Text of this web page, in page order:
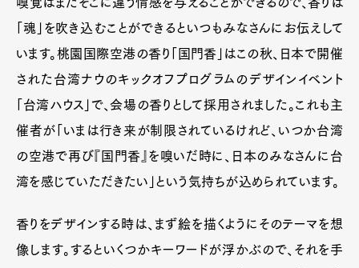
嗅覚はまたそこに違う情感を与えることができるので、香りは
「魂」を吹き込むことができるといつもみなさんにお伝えして
います。桃園国際空港の香り「国門香」はこの秋、日本で開催
された台湾ナウのキックオフプログラムのデザインイベント
「台湾ハウス」で、会場の香りとして採用されました。これも主
催者が「いまは行き来が制限されているけれど、いつか台湾
の空港で再び『国門香』を嗅いだ時に、日本のみなさんに台
湾を感じていただきたい」という気持ちが込められています。
香りをデザインする時は、まず絵を描くようにそのテーマを想
像します。するといくつかキーワードが浮かぶので、それを手